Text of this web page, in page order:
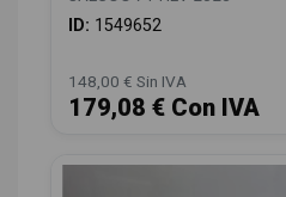
ID: 1549652
148,00 € Sin IVA
179,08 € Con IVA